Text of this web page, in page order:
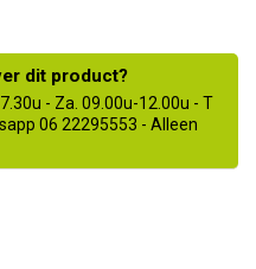
dit product?
- Za. 09.00u-12.00u - T
06 22295553 - Alleen